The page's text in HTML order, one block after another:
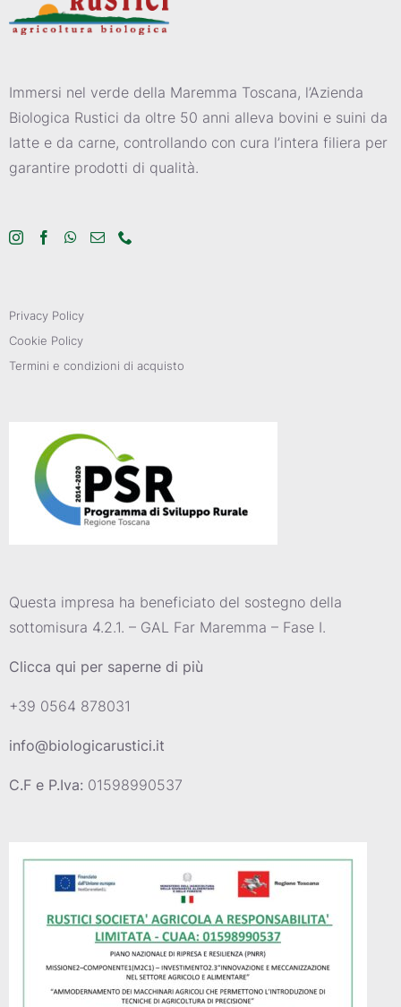
Immersi nel verde della Maremma Toscana, l’Azienda
Biologica Rustici da oltre 50 anni alleva bovini e suini da
latte e da carne, controllando con cura l’intera filiera per
garantire prodotti di qualità.
Privacy Policy
Cookie Policy
Termini e condizioni di acquisto
Questa impresa ha beneficiato del sostegno della
sottomisura 4.2.1. – GAL Far Maremma – Fase I.
Clicca qui per saperne di più
+39 0564 878031
info@biologicarustici.it
C.F e P.Iva: 01598990537